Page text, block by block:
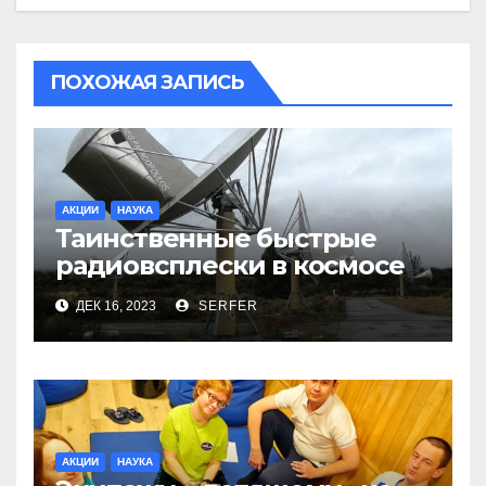
ПОХОЖАЯ ЗАПИСЬ
АКЦИИ НАУКА
Таинственные быстрые
радиовсплески в космосе
сделались все более
странными
ДЕК 16, 2023 SERFER
АКЦИИ НАУКА